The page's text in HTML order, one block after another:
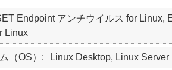
Endpoint アンチウイルス for Linux,
Linux
（OS） Linux Desktop, Linux Server